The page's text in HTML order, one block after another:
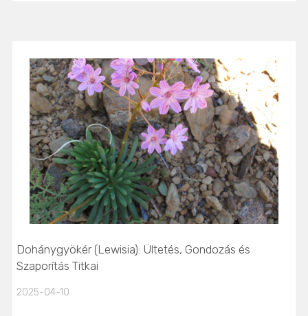
Dohánygyökér (Lewisia): Ültetés, Gondozás és
Szaporítás Titkai
2025-04-10